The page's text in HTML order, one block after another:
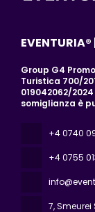
Group G4
Turistica 700/
019042062/
somiglianza è
+4 0740
+4 0755
7, Smeurei